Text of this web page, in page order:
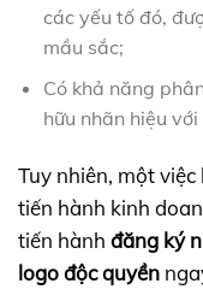
các yếu tố đó,
mầu sắc;
Có khả năng
hữu nhãn hiệu
Tuy nhiên, một
tiến hành kinh
tiến hành đăng ký
logo độc quyền